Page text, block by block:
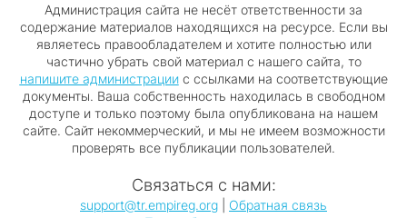
Администрация сайта не несёт ответственности за
содержание материалов находящихся на ресурсе. Если вы
являетесь правообладателем и хотите полностью или
частично убрать свой материал с нашего сайта, то
напишите администрациис ссылками на соответствующие
документы. Ваша собственность находилась в свободном
доступе и только поэтому была опубликована на нашем
сайте. Сайт некоммерческий, и мы не имеем возможности
проверять все публикации пользователей.
Связаться с нами:
support@tr.empireg.org
Обратная связь